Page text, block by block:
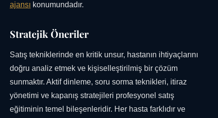
ajansı konumundadır.
Stratejik Öneriler
Satış tekniklerinde en kritik unsur, hastanın ihtiyaçlarını
doğru analiz etmek ve kişiselleştirilmiş bir çözüm
sunmaktır. Aktif dinleme, soru sorma teknikleri, itiraz
yönetimi ve kapanış stratejileri profesyonel satış
eğitiminin temel bileşenleridir. Her hasta farklıdır ve